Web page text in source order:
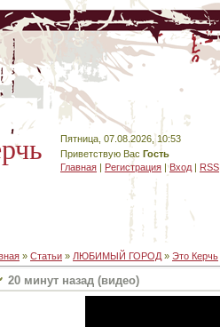
Пятница, 07.08.2026, 10:53
Приветствую Вас Гость
Главная | Регистрация |Вход | RSS
» Статьи » ЛЮБИМЫЙ ГОРОД » Это Керчь
20 минут назад (видео)